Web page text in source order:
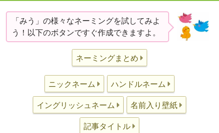
「みう」の様々なネーミングを試してみよ
う！以下のボタンですぐ作成できますよ。
ネーミングまとめ
ニックネーム ハンドルネーム
イングリッシュネーム 名前入り壁紙
記事タイトル